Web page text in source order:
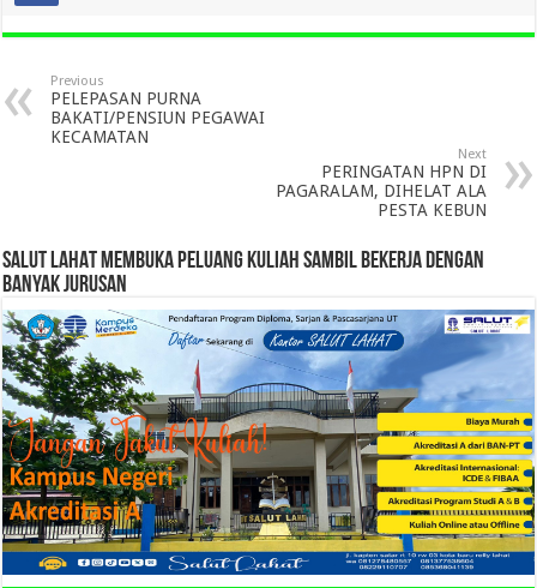
Previous
PELEPASAN PURNA
BAKATI/PENSIUN PEGAWAI
KECAMATAN
Next
PERINGATAN HPN DI
PAGARALAM, DIHELAT ALA
PESTA KEBUN
SALUT LAHAT MEMBUKA PELUANG KULIAH SAMBIL BEKERJA DENGAN
BANYAK JURUSAN